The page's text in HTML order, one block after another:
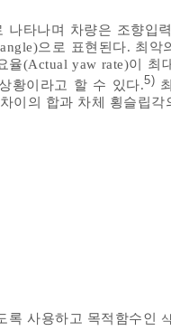
나타나며 차량은 조향입
으로 표현된다. 최
율(Actual yaw rate)이 최
황이라고 할 수 있다.5)
이의 합과 차체 횡슬립각
록 사용하고 목적함수인